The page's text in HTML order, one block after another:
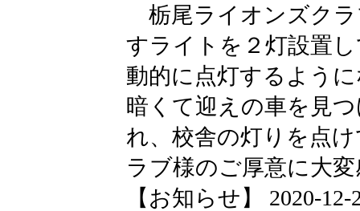
栃尾ライオンズクラ
すライトを２灯設置
動的に点灯するよう
暗くて迎えの車を見
れ、校舎の灯りを点
ラブ様のご厚意に大
【お知らせ】 2020-12-